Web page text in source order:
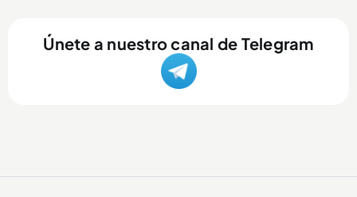
Únete a nuestro canal de Telegram